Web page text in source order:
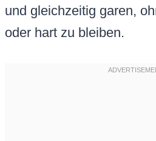
und gleichzeitig garen,
oder hart zu bleiben.